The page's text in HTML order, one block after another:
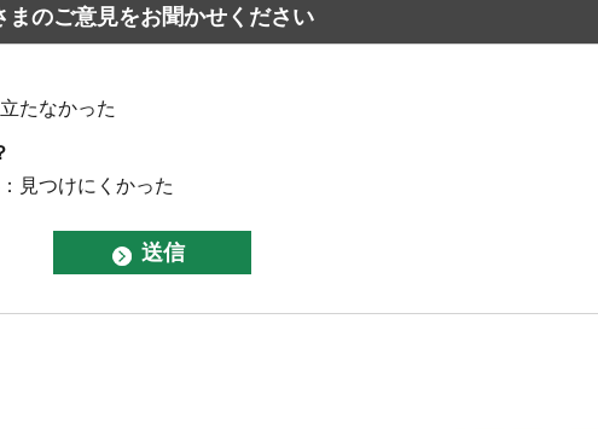
のご意見をお聞かせください
たなかった
見つけにくかった